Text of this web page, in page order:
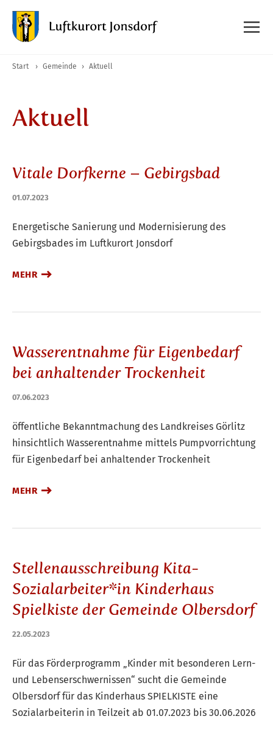
Start › Gemeinde › Aktuell
Aktuell
Vitale Dorfkerne – Gebirgsbad
01.07.2023
Energetische Sanierung und Modernisierung des
Gebirgsbades im Luftkurort Jonsdorf
MEHR
Wasserentnahme für Eigenbedarf
bei anhaltender Trockenheit
07.06.2023
öffentliche Bekanntmachung des Landkreises Görlitz
hinsichtlich Wasserentnahme mittels Pumpvorrichtung
für Eigenbedarf bei anhaltender Trockenheit
MEHR
Stellenausschreibung Kita-
Sozialarbeiter*in Kinderhaus
Spielkiste der Gemeinde Olbersdorf
22.05.2023
Für das Förderprogramm „Kinder mit besonderen Lern-
und Lebenserschwernissen“ sucht die Gemeinde
Olbersdorf für das Kinderhaus SPIELKISTE eine
Sozialarbeiterin in Teilzeit ab 01.07.2023 bis 30.06.2026